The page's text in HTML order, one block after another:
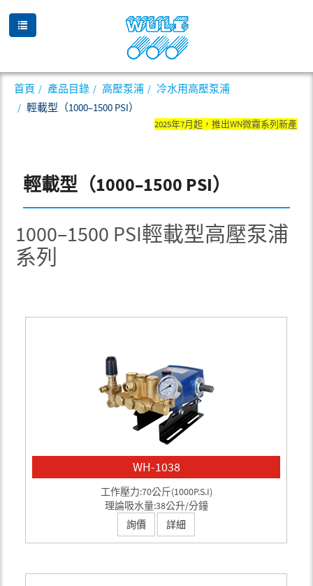
首頁 產品目錄 高壓泵浦
冷水用高壓泵浦
輕載型（1000–1500 PSI）
2025年7月起，推出WN微霧系列新產品
輕載型（1000–1500 PSI）
1000–1500 PSI輕載型高壓泵浦
系列
WH-1038
工作壓力:70公斤(1000P.S.I)
理論吸水量:38公升/分鐘
詢價
詳細